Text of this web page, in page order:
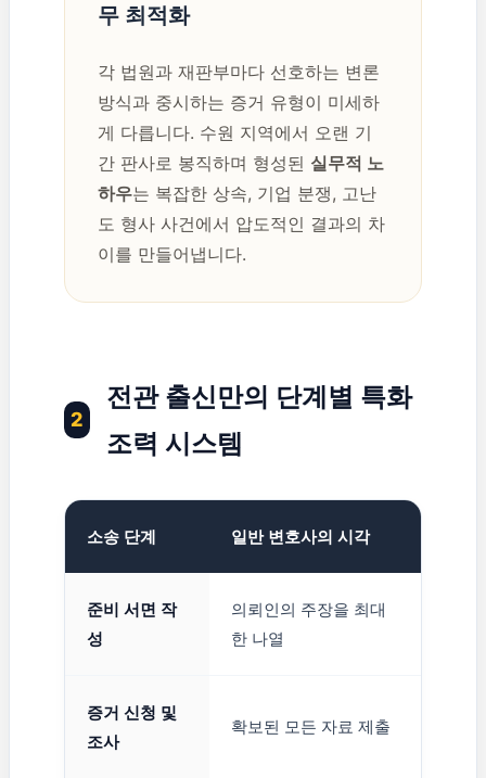
무 최적화
각 법원과 재판부마다 선호하는 변론
방식과 중시하는 증거 유형이 미세하
게 다릅니다. 수원 지역에서 오랜 기
간 판사로 봉직하며 형성된 실무적 노
하우는 복잡한 상속, 기업 분쟁, 고난
도 형사 사건에서 압도적인 결과의 차
이를 만들어냅니다.
2
전관 출신만의 단계별 특화
조력 시스템
소송 단계 일반 변호사의 시각
준비 서면 작
성
의뢰인의 주장을 최대
한 나열
증거 신청 및
조사
확보된 모든 자료 제출